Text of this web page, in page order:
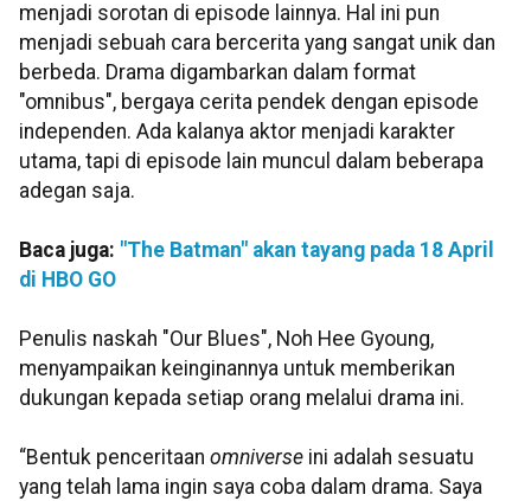
menjadi sorotan di episode lainnya. Hal ini pun
menjadi sebuah cara bercerita yang sangat unik dan
berbeda. Drama digambarkan dalam format
"omnibus", bergaya cerita pendek dengan episode
independen. Ada kalanya aktor menjadi karakter
utama, tapi di episode lain muncul dalam beberapa
adegan saja.
Baca juga: "The Batman" akan tayang pada 18 April
di HBO GO
Penulis naskah "Our Blues", Noh Hee Gyoung,
menyampaikan keinginannya untuk memberikan
dukungan kepada setiap orang melalui drama ini.
“Bentuk penceritaan omniverse ini adalah sesuatu
yang telah lama ingin saya coba dalam drama. Saya